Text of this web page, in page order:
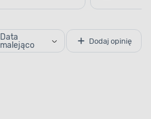
Data
malejąco
Dodaj opinię